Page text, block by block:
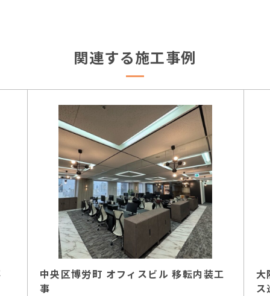
関連する施工事例
中央区博労町 オフィスビル 移転内装工
事
ス